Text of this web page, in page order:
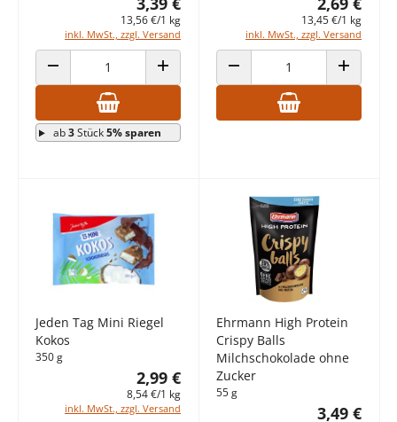
13,56 €/1 kg
inkl. MwSt., zzgl. Versand
ANZAHL VERRINGERN ANZAHL ERHÖHEN
ab3Stück5% sparen
13,45 €/1 kg
inkl. MwSt., zzgl. Versand
ANZAHL VERRINGERN ANZAHL
Jeden Tag Mini Riegel
Kokos
350 g
2,99 €
8,54 €/1 kg
inkl. MwSt., zzgl. Versand
Ehrmann High Protein
Crispy Balls
Milchschokolade ohne
Zucker
55 g
3,49 €